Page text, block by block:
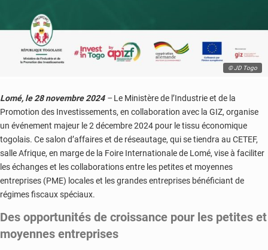
© JD Togo
Lomé, le 28 novembre 2024–Le Ministère de l’Industrie et de la
Promotion des Investissements, en collaboration avec la GIZ, organise
un événement majeur le 2 décembre 2024 pour le tissu économique
togolais. Ce salon d’affaires et de réseautage, qui se tiendra au CETEF,
salle Afrique, en marge de la Foire Internationale de Lomé, vise à faciliter
les échanges et les collaborations entre les petites et moyennes
entreprises (PME) locales et les grandes entreprises bénéficiant de
régimes fiscaux spéciaux.
Des opportunités de croissance pour les petites et
moyennes entreprises